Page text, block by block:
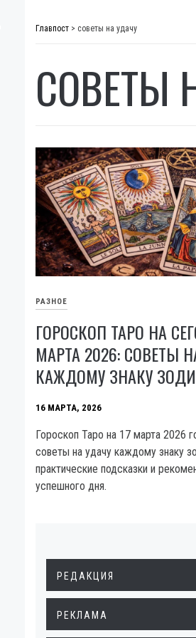
Главпост > советы на удачу
СОВЕТЫ
РАЗНОЕ
ГОРОСКОП ТАРО НА
МАРТА 2026: СОВЕТЫ
КАЖДОМУ ЗНАКУ
16 МАРТА, 2026
Гороскоп Таро на 17 марта 2026
советы на удачу каждому знаку
практические подсказки и
успешного дня.
РЕДАКЦИЯ
РЕКЛАМА